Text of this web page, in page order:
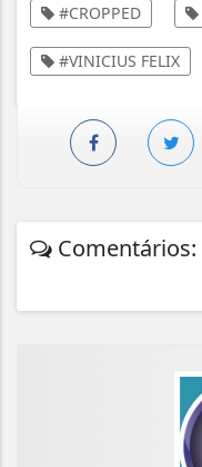
#CROPPED
#VINICIUS FELIX
Comentários: